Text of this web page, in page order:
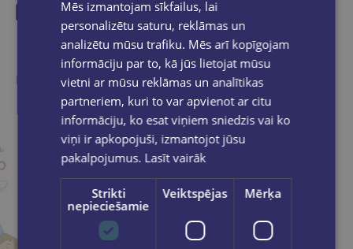
Līdzīgas preces
Ieskaties, varbūt noder
Mēs izmantojam sīkfailus, lai
personalizētu saturu, reklāmas un
analizētu mūsu trafiku. Mēs arī kopīgojam
informāciju par to, kā jūs lietojat mūsu
vietni ar mūsu reklāmas un analītikas
partneriem, kuri to var apvienot ar citu
informāciju, ko esat viņiem sniedzis vai ko
viņi ir apkopojuši, izmantojot jūsu
pakalpojumus. Lasīt vairāk
Strikti
nepieciešamie
Veiktspējas Mērķa